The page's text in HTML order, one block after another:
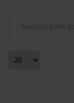
Visualizza #